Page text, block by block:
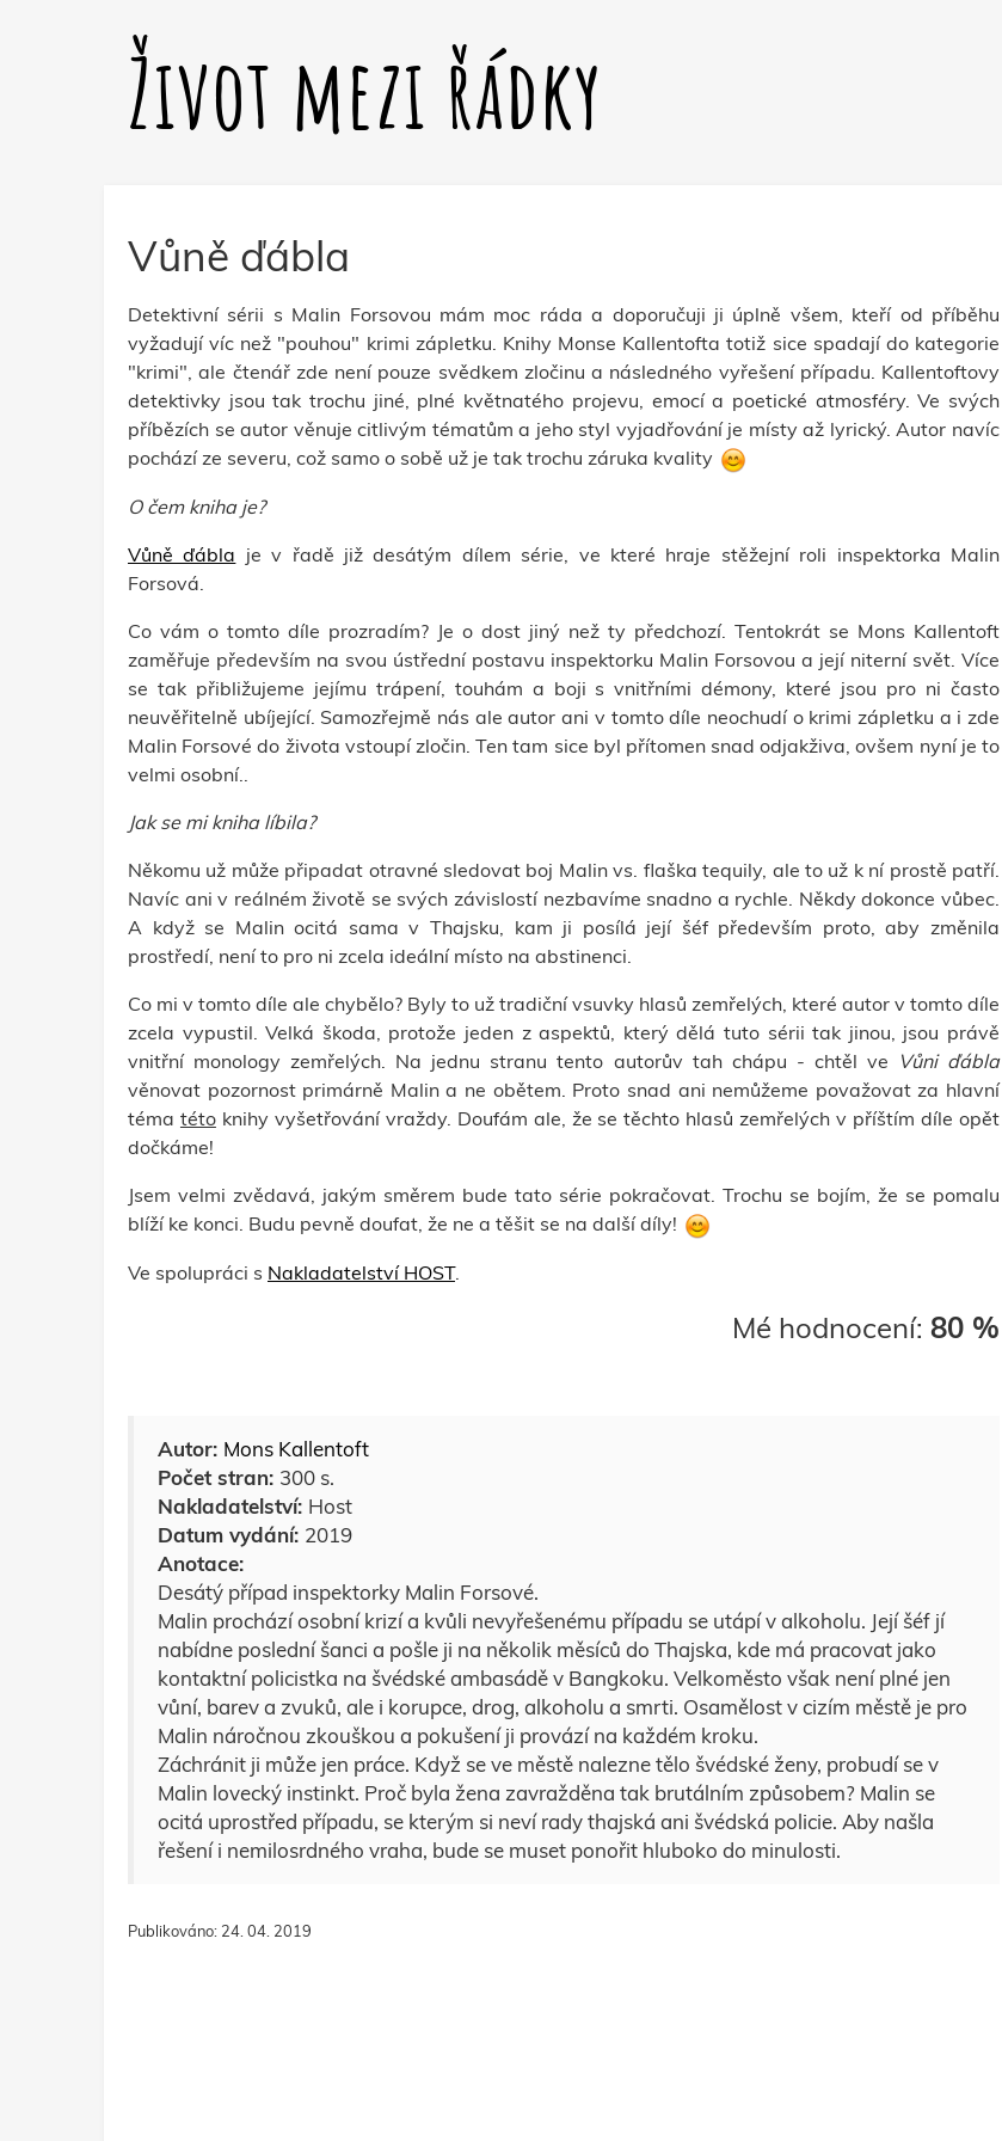
Život mezi řádky
Vůně ďábla
Detektivní sérii s Malin Forsovou mám moc ráda a doporučuji ji úplně všem, kteří od příběhu
vyžadují víc než "pouhou" krimi zápletku. Knihy Monse Kallentofta totiž sice spadají do kategorie
"krimi", ale čtenář zde není pouze svědkem zločinu a následného vyřešení případu. Kallentoftovy
detektivky jsou tak trochu jiné, plné květnatého projevu, emocí a poetické atmosféry. Ve svých
příbězích se autor věnuje citlivým tématům a jeho styl vyjadřování je místy až lyrický. Autor navíc
pochází ze severu, což samo o sobě už je tak trochu záruka kvality
O čem kniha je?
Vůně ďábla je v řadě již desátým dílem série, ve které hraje stěžejní roli inspektorka Malin
Forsová.
Co vám o tomto díle prozradím? Je o dost jiný než ty předchozí. Tentokrát se Mons Kallentoft
zaměřuje především na svou ústřední postavu inspektorku Malin Forsovou a její niterní svět. Více
se tak přibližujeme jejímu trápení, touhám a boji s vnitřními démony, které jsou pro ni často
neuvěřitelně ubíjející. Samozřejmě nás ale autor ani v tomto díle neochudí o krimi zápletku a i zde
Malin Forsové do života vstoupí zločin. Ten tam sice byl přítomen snad odjakživa, ovšem nyní je to
velmi osobní..
Jak se mi kniha líbila?
Někomu už může připadat otravné sledovat boj Malin vs. flaška tequily, ale to už k ní prostě patří.
Navíc ani v reálném životě se svých závislostí nezbavíme snadno a rychle. Někdy dokonce vůbec.
A když se Malin ocitá sama v Thajsku, kam ji posílá její šéf především proto, aby změnila
prostředí, není to pro ni zcela ideální místo na abstinenci.
Co mi v tomto díle ale chybělo? Byly to už tradiční vsuvky hlasů zemřelých, které autor v tomto díle
zcela vypustil. Velká škoda, protože jeden z aspektů, který dělá tuto sérii tak jinou, jsou právě
vnitřní monology zemřelých. Na jednu stranu tento autorův tah chápu - chtěl ve Vůni ďábla
věnovat pozornost primárně Malin a ne obětem. Proto snad ani nemůžeme považovat za hlavní
téma tétoknihy vyšetřování vraždy. Doufám ale, že se těchto hlasů zemřelých v příštím díle opět
dočkáme!
Jsem velmi zvědavá, jakým směrem bude tato série pokračovat. Trochu se bojím, že se pomalu
blíží ke konci. Budu pevně doufat, že ne a těšit se na další díly!
Ve spolupráci s Nakladatelství HOST.
Mé hodnocení: 80 %
Autor: Mons Kallentoft
Počet stran: 300 s.
Nakladatelství: Host
Datum vydání: 2019
Anotace:
Desátý případ inspektorky Malin Forsové.
Malin prochází osobní krizí a kvůli nevyřešenému případu se utápí v alkoholu. Její šéf jí
nabídne poslední šanci a pošle ji na několik měsíců do Thajska, kde má pracovat jako
kontaktní policistka na švédské ambasádě v Bangkoku. Velkoměsto však není plné jen
vůní, barev a zvuků, ale i korupce, drog, alkoholu a smrti. Osamělost v cizím městě je pro
Malin náročnou zkouškou a pokušení ji provází na každém kroku.
Záchránit ji může jen práce. Když se ve městě nalezne tělo švédské ženy, probudí se v
Malin lovecký instinkt. Proč byla žena zavražděna tak brutálním způsobem? Malin se
ocitá uprostřed případu, se kterým si neví rady thajská ani švédská policie. Aby našla
řešení i nemilosrdného vraha, bude se muset ponořit hluboko do minulosti.
Publikováno: 24. 04. 2019